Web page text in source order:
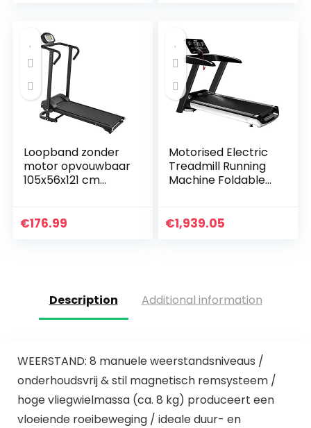
Loopband zonder
motor opvouwbaar
105x56x121 cm
€176.99
Motorised Electric
Treadmill Running
Machine Foldable
Fitness Equipment
€1,939.05
Description Additional information
WEERSTAND: 8 manuele weerstandsniveaus /
onderhoudsvrij & stil magnetisch remsysteem /
hoge vliegwielmassa (ca. 8 kg) produceert een
vloeiende roeibeweging / ideale duur- en